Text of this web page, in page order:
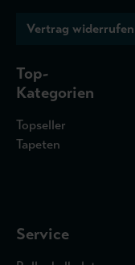
Vertrag widerrufen
Top-
Kategorien
Topseller
Tapeten
Service